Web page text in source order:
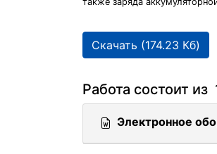
Скачать (174.23 Кб)
Работа состоит из
Электронное